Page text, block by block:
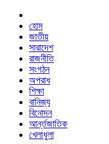
হোম
জাতীয়
সারাদেশ
রাজনীতি
সংগঠন
অপরাধ
শিক্ষা
বানিজ্য
বিনোদন
আর্ন্তজাতিক
খেলাধুলা